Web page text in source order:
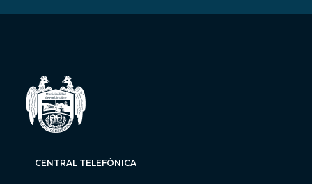
CENTRAL TELEFÓNICA